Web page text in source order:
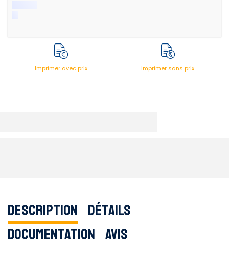
Imprimer avec prix Imprimer sans prix
Description Détails
Documentation Avis